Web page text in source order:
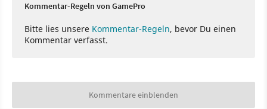
Kommentar-Regeln von GamePro
Bitte lies unsere Kommentar-Regeln, bevor Du einen
Kommentar verfasst.
Kommentare einblenden